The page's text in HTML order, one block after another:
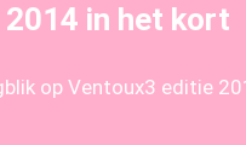
in het kort
op Ventoux3 editie